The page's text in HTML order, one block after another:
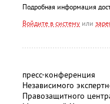
Подробная информация
Войдите в систему или
преcc-конференция
Независимого
Правозащитного